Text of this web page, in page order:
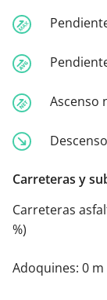
Ascenso
Carreteras y
Carreteras
%)
Adoquines: 0 m